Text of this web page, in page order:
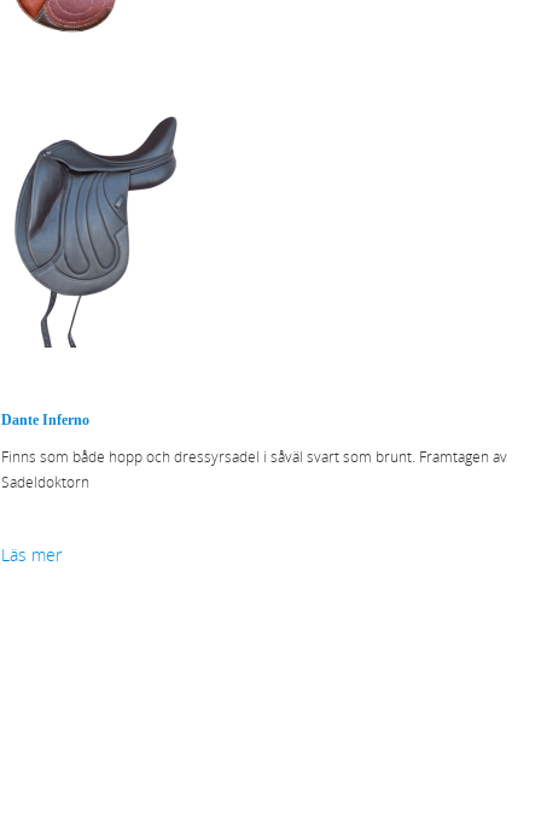
Dante Inferno
Finns som både hopp och dressyrsadel i såväl svart som brunt. Framtagen av
Sadeldoktorn
Läs mer